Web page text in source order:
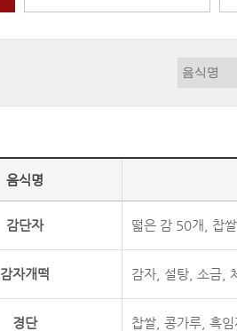
음식명
감단자 떫은 감 50개, 찹
감자개떡 감자, 설탕, 소금,
경단 찹쌀, 콩가루, 흑